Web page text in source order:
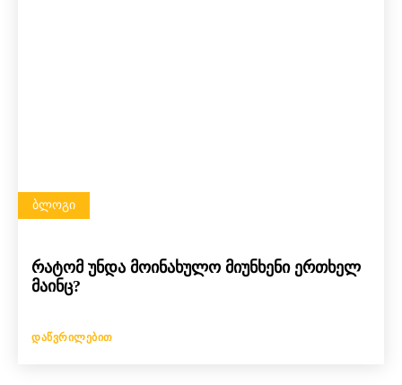
ᲑᲚᲝᲒᲘ
რატომ უნდა მოინახულო მიუნხენი ერთხელ
მაინც?
ᲓᲐᲬᲕᲠᲘᲚᲔᲑᲘᲗ